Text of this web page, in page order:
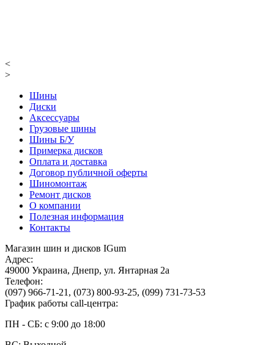
<
>
Шины
Диски
Аксессуары
Грузовые шины
Шины Б/У
Примерка дисков
Оплата и доставка
Договор публичной оферты
Шиномонтаж
Ремонт дисков
О компании
Полезная информация
Контакты
Магазин шин и дисков IGum
Адрес:
49000 Украина, Днепр, ул. Янтарная 2а
Телефон:
(097) 966-71-21 , (073) 800-93-25, (099) 731-73-53
График работы call-центра:
ПН - СБ: с 9:00 до 18:00